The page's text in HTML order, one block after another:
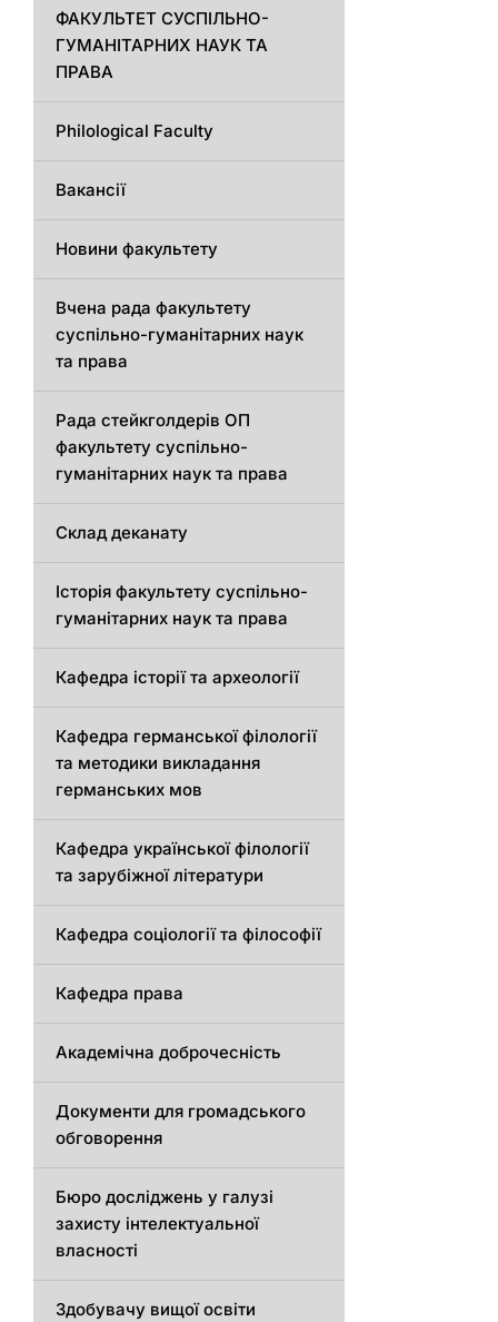
ФАКУЛЬТЕТ СУСПІЛЬНО-
ГУМАНІТАРНИХ НАУК ТА
ПРАВА
Philological Faculty
Вакансії
Новини факультету
Вчена рада факультету
суспільно-гуманітарних наук
та права
Рада стейкголдерів ОП
факультету суспільно-
гуманітарних наук та права
Склад деканату
Історія факультету суспільно-
гуманітарних наук та права
Кафедра історії та археології
Кафедрa германської філології
та методики викладання
германських мов
Кафедра української філології
та зарубіжної літератури
Кафедра соціології та філософії
Кафедра права
Академічна доброчесність
Документи для громадського
обговорення
Бюро досліджень у галузі
захисту інтелектуальної
власності
Здобувачу вищої освіти